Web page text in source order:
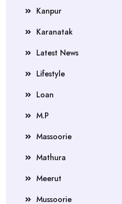
Kanpur
Karanatak
Latest News
Lifestyle
Loan
M.P
Massoorie
Mathura
Meerut
Mussoorie